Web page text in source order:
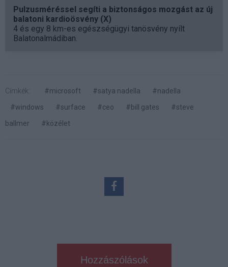
Pulzusméréssel segíti a biztonságos mozgást az új
balatoni kardioösvény (X)
4 és egy 8 km-es egészségügyi tanösvény nyílt
Balatonalmádiban.
Címkék: #microsoft #satya nadella
#nadella
#windows
#surface #ceo #bill gates
#steve
ballmer
#közélet
Hozzászólások